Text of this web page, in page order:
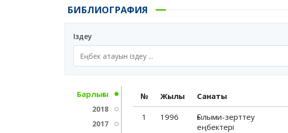
БИБЛИОГРАФИЯ
Іздеу
Барлығы
2018
2017
№ Жылы Санаты
1 1996
Ғылыми-зерттеу
еңбектері